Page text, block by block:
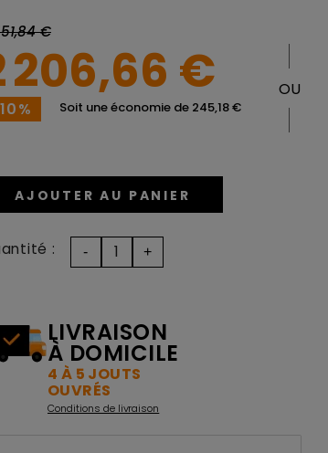
€
206,66 €
Soit une économie de 245,18 €
|
OU
|
AJOUTER AU PANIER
:
LIVRAISON
À DOMICILE
4 À 5 JOUTS
OUVRÉS
Conditions de livraison